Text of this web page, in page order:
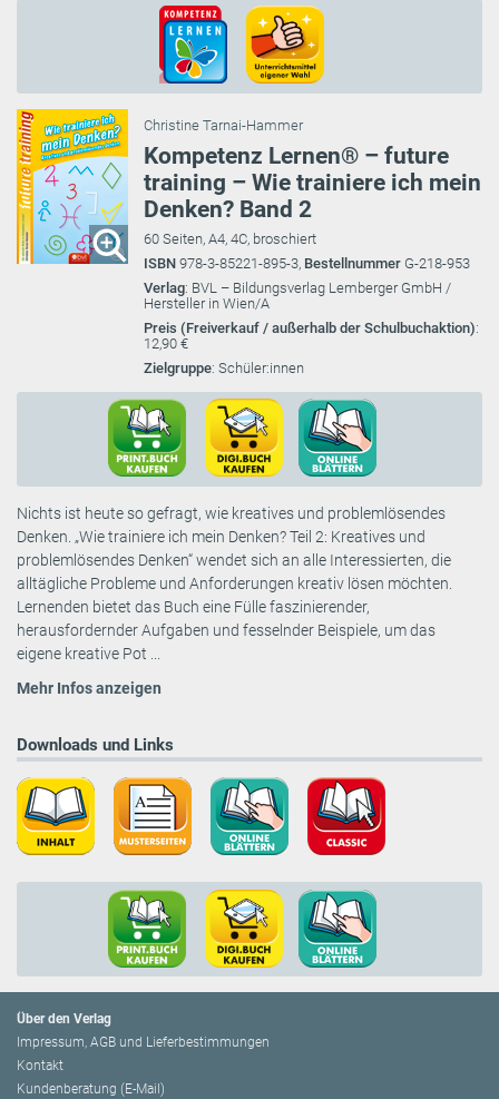
Christine Tarnai-Hammer
Kompetenz Lernen® – future
training – Wie trainiere ich mein
Denken? Band 2
60 Seiten, A4, 4C, broschiert
ISBN 978-3-85221-895-3, Bestellnummer G-218-953
Verlag: BVL – Bildungsverlag Lemberger GmbH /
Hersteller in Wien/A
Preis (Freiverkauf / außerhalb der Schulbuchaktion):
12,90 €
Zielgruppe: Schüler:innen
Nichts ist heute so gefragt, wie kreatives und problemlösendes
Denken. „Wie trainiere ich mein Denken? Teil 2: Kreatives und
problemlösendes Denken“ wendet sich an alle Interessierten, die
alltägliche Probleme und Anforderungen kreativ lösen möchten.
Lernenden bietet das Buch eine Fülle faszinierender,
herausfordernder Aufgaben und fesselnder Beispiele, um das
eigene kreative Pot ...
Mehr Infos anzeigen
Downloads und Links
Über den Verlag
Impressum, AGB und Lieferbestimmungen
Kontakt
Kundenberatung (E-Mail)